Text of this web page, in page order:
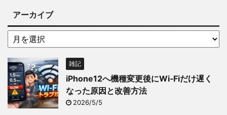
アーカイブ
雑記
iPhone12へ機種変更後にWi‑Fiだけ遅く
なった原因と改善方法
2026/5/5